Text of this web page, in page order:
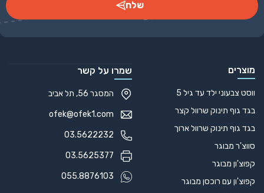
שלח
מוצרים
ווסט צבעוני ילד עד גיל 5
בגד גוף תינוק שרוול קצר
בגד גוף תינוק שרוול ארוך
סווצ'ר מבוגר
קפוצ'ון מבוגר
קפוצ'ון עם רוכסן מבוגר
שמרו על קשר
המסגר 56, תל אביב
ofek@ofek1.com
03.5622232
03.5625377
055.8876103